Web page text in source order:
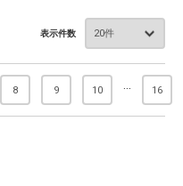
8 9 10 16
表示件数